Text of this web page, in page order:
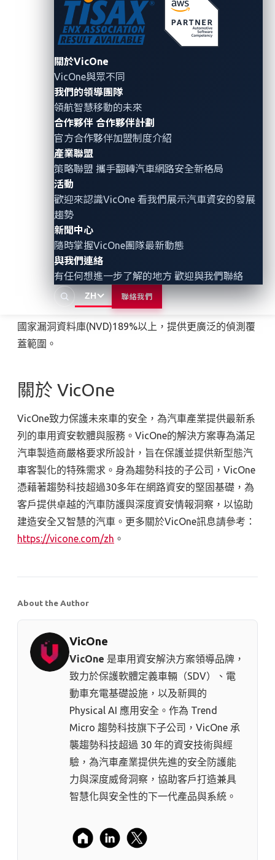
關於VicOne
VicOne與眾不同
我們的領導團隊
領航智慧移動的未來
合作夥伴 合作夥伴計劃
官方合作夥伴加盟制度介紹
產業聯盟
策略聯盟 攜手翻轉汽車網路安全新格局
活動
歡迎來認識VicOne 看我們展示汽車資安的發展
趨勢
新聞中心
隨時掌握VicOne團隊最新動態
與我們連絡
有任何想進一步了解的地方 歡迎與我們聯絡
ZH 聯絡我們
時提高車輛的安全性和資訊安全保障。」
透過人工智慧驅動的靜態分析、秘密掃描和軟體構成分
GitHub Advanced Security
團隊協同工作，在不犧牲生產力的情況下加速交付更安
全的軟體。
獨特的VicOne漏洞影響評級
報和內部洞察，協助使用者排序出優先考慮的高風險漏
洞，從而能夠快速識別高風險問題並執行對策。
會將完整的資訊回饋到威脅和風險評估
這樣的執行程序符合 ISO 21434「道路車輛 - 網路安全工
程」規範，並且促進持續監控。
相比於僅解決已知開源漏洞的漏洞管理平台，
整提供了對零日漏洞、未公開和已知漏洞、以及常見弱
(Common Weakness Enumeration, CWE)、進階
持續性威脅(Advanced Persistent Threat, APT)和勒索
軟體的卓越可見性。xZETA所提供的威脅情報資訊超過
國家漏洞資料庫(NVD)189%以上，提供更廣泛的偵測覆
蓋範圍。
關於 VicOne
VicOne致力保護未來車的安全，為汽車產業提供最新系
列的車用資安軟體與服務。 VicOne的解決方案專為滿足
汽車製造商嚴格要求所設計，旨在保護並提供新型態汽
車客製化的特殊需求。身為趨勢科技的子公司， VicOne
憑藉著趨勢科技超過30多年在網路資安的堅固基礎，為
客戶提供卓越的汽車防護與深度資安情報洞察，以協助
建造安全又智慧的汽車。更多關於VicOne訊息請參考：
https://vicone.com/zh 。
About the Author
VicOne
VicOne 是車用資安解決方案領導品牌，
致力於保護軟體定義車輛（SDV）、電
動車充電基礎設施，以及新興的
Physical AI 應用安全。作為 Trend
Micro 趨勢科技⁠旗下子公司，VicOne 承
襲趨勢科技超過 30 年的資安技術與經
驗，為汽車產業提供先進的安全防護能
力與深度威脅洞察，協助客戶打造兼具
智慧化與安全性的下一代產品與系統。